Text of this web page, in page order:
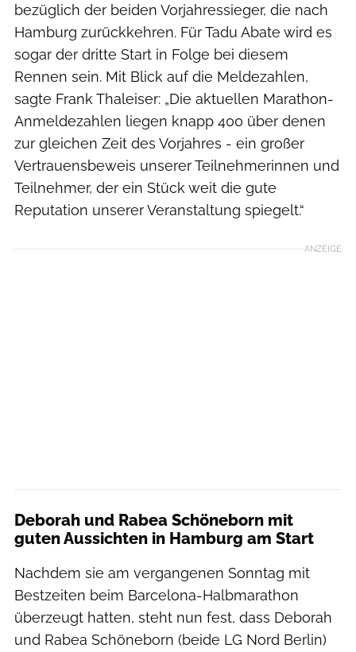
bezüglich der beiden Vorjahressieger, die nach
Hamburg zurückkehren. Für Tadu Abate wird es
sogar der dritte Start in Folge bei diesem
Rennen sein. Mit Blick auf die Meldezahlen,
sagte Frank Thaleiser: „Die aktuellen Marathon-
Anmeldezahlen liegen knapp 400 über denen
zur gleichen Zeit des Vorjahres - ein großer
Vertrauensbeweis unserer Teilnehmerinnen und
Teilnehmer, der ein Stück weit die gute
Reputation unserer Veranstaltung spiegelt.“
ANZEIGE
Deborah und Rabea Schöneborn mit
guten Aussichten in Hamburg am Start
Nachdem sie am vergangenen Sonntag mit
Bestzeiten beim Barcelona-Halbmarathon
überzeugt hatten, steht nun fest, dass Deborah
und Rabea Schöneborn (beide LG Nord Berlin)